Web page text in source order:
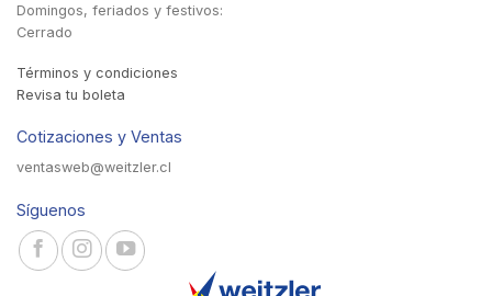
Domingos, feriados y festivos:
Cerrado
Términos y condiciones
Revisa tu boleta
Cotizaciones y Ventas
ventasweb@weitzler.cl
Síguenos